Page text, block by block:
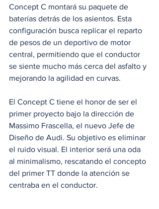
Concept C montará su paquete de
baterías detrás de los asientos. Esta
configuración busca replicar el reparto
de pesos de un deportivo de motor
central, permitiendo que el conductor
se siente mucho más cerca del asfalto y
mejorando la agilidad en curvas.
El Concept C tiene el honor de ser el
primer proyecto bajo la dirección de
Massimo Frascella, el nuevo Jefe de
Diseño de Audi. Su objetivo es eliminar
el ruido visual. El interior será una oda
al minimalismo, rescatando el concepto
del primer TT donde la atención se
centraba en el conductor.